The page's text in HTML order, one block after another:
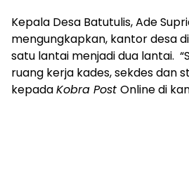
Kepala Desa Batutulis, Ade
mengungkapkan, kantor desa
satu lantai menjadi dua lantai.
ruang kerja kades, sekdes dan
kepadaKobra Post Online di